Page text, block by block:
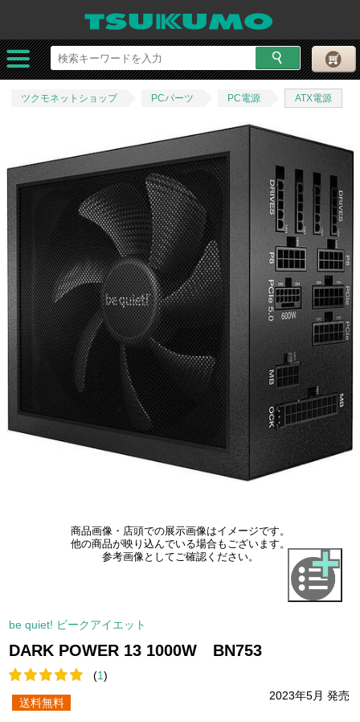
ツクモネットショップ PCパーツ PC電源 ATX電源
商品画像・店頭での展示画像はイメージです。
他の商品が映り込んでいる場合もございます。
参考画像としてご確認ください。
be quiet! ビークアイエット
DARK POWER 13 1000W BN753
(1)
2023年5月 発売
送料無料